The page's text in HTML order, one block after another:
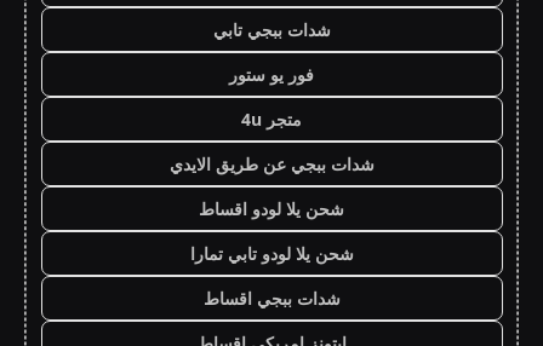
شدات ببجي تابي
فور يو ستور
متجر 4u
شدات ببجي عن طريق الايدي
شحن يلا لودو اقساط
شحن يلا لودو تابي تمارا
شدات ببجي اقساط